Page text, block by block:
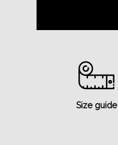
Size guide